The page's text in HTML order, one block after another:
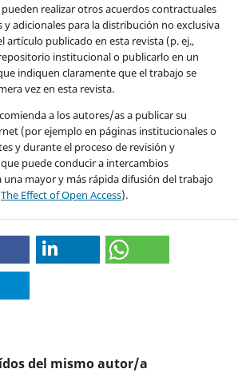
realizar otros acuerdos contractuales
y adicionales para la distribución no exclusiva
artículo publicado en esta revista (p. ej.,
institucional o publicarlo en un
indiquen claramente que el trabajo se
vez en esta revista.
a los autores/as a publicar su
(por ejemplo en páginas institucionales o
y durante el proceso de revisión y
puede conducir a intercambios
una mayor y más rápida difusión del trabajo
The Effect of Open Access).
del mismo autor/a